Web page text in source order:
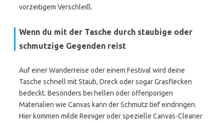
vorzeitigem Verschleiß.
Wenn du mit der Tasche durch staubige oder
schmutzige Gegenden reist
Auf einer Wanderreise oder einem Festival wird deine
Tasche schnell mit Staub, Dreck oder sogar Grasflecken
bedeckt. Besonders bei hellen oder offenporigen
Materialien wie Canvas kann der Schmutz tief eindringen.
Hier kommen milde Reiniger oder spezielle Canvas-Cleaner